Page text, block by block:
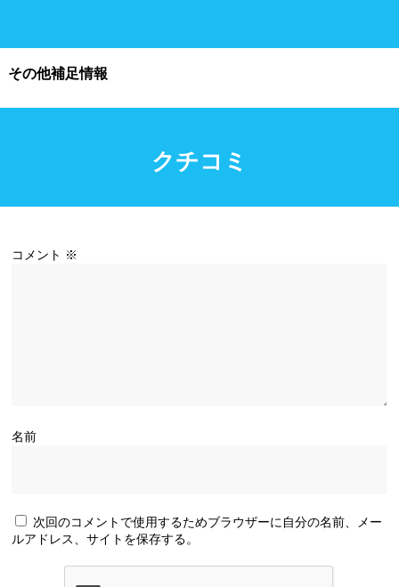
その他補足情報
クチコミ
コメント ※
名前
次回のコメントで使用するためブラウザーに自分の名前、メー
ルアドレス、サイトを保存する。
プール情報募集中